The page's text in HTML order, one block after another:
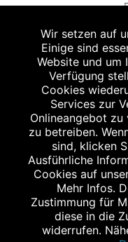
Abgabe in haushaltsüblichen
und Satzfehler keine Haftung.
Zu Risiken und
Sie Ihren Arzt oder Apotheker.
Angabe nach der deutschen
(AEP). Der AEP ist keine
AEP ist ein von den
Arzneimittel. Er entspricht in
Abgabepreis, zu dem eine
unter 12 Jahren) das Produkt
abrechnet. Der AEP ist der
Kostenübernahme durch die
Zwangsrabattes (zur Zeit 5%)
Wir setzen auf
Einige sind
Website und um
Verfügung
Cookies
Services zur
Onlineangebot
zu betreiben.
sind, klicken
Ausführliche
Cookies auf
Mehr Infos.
Zustimmung für
diese in die
widerrufen.